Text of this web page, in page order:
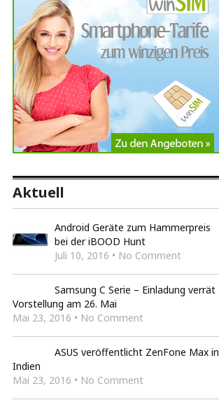
Aktuell
Android Geräte zum Hammerpreis
bei der iBOOD Hunt
Juli 10, 2016 • No Comment
Samsung C Serie – Einladung verrät
Vorstellung am 26. Mai
Mai 23, 2016 • No Comment
ASUS veröffentlicht ZenFone Max in
Indien
Mai 23, 2016 • No Comment